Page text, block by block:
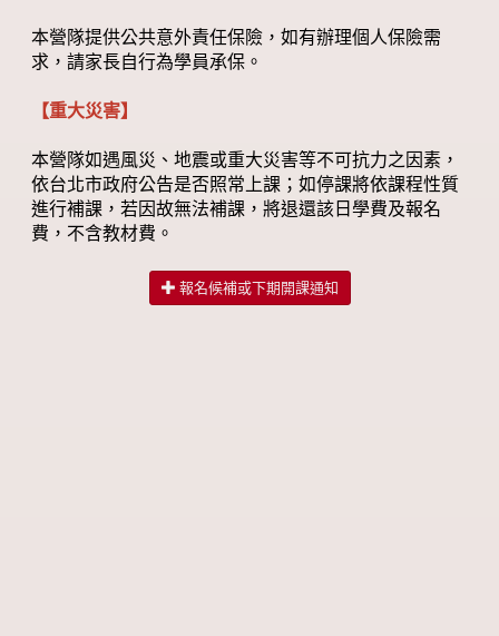
本營隊提供公共意外責任保險，如有辦理個人保險需
求，請家長自行為學員承保。
【重大災害】
本營隊如遇風災、地震或重大災害等不可抗力之因素，
依台北市政府公告是否照常上課；如停課將依課程性質
進行補課，若因故無法補課，將退還該日學費及報名
費，不含教材費。
報名候補或下期開課通知